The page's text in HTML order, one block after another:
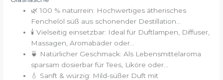
🌿 100 % naturrein: Hochwertiges ätherisches
Fenchelöl süß aus schonender Destillation...
🕯️ Vielseitig einsetzbar: Ideal für Duftlampen, Diffuser,
Massagen, Aromabäder oder...
🍵 Natürlicher Geschmack: Als Lebensmittelaroma
sparsam dosierbar für Tees, Liköre oder...
💧 Sanft & würzig: Mild-süßer Duft mit